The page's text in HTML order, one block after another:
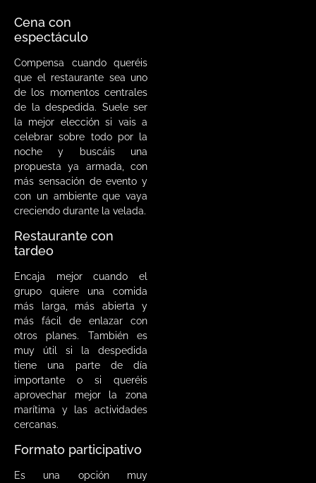
Cena con
espectáculo
Compensa cuando queréis
que el restaurante sea uno
de los momentos centrales
de la despedida. Suele ser
la mejor elección si vais a
celebrar sobre todo por la
noche y buscáis una
propuesta ya armada, con
más sensación de evento y
con un ambiente que vaya
creciendo durante la velada.
Restaurante con
tardeo
Encaja mejor cuando el
grupo quiere una comida
más larga, más abierta y
más fácil de enlazar con
otros planes. También es
muy útil si la despedida
tiene una parte de día
importante o si queréis
aprovechar mejor la zona
marítima y las actividades
cercanas.
Formato participativo
Es una opción muy